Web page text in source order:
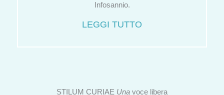
Infosannio.
LEGGI TUTTO
STILUM CURIAE Una voce libera